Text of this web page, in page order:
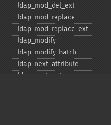
ldap_​mod_​del_​ext
ldap_​mod_​replace
ldap_​mod_​replace_​ext
ldap_​modify
ldap_​modify_​batch
ldap_​next_​attribute
ldap_​next_​entry